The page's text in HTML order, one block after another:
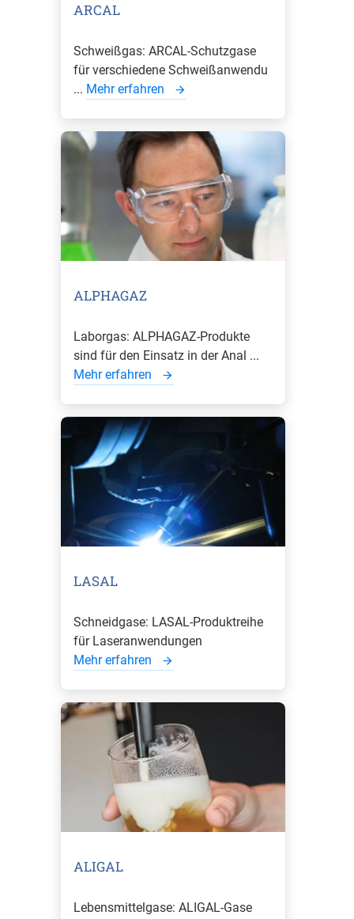
ARCAL
Schweißgas: ARCAL-Schutzgase
für verschiedene Schweißanwendu
... Mehr erfahren
ALPHAGAZ
Laborgas: ALPHAGAZ-Produkte
sind für den Einsatz in der Anal ...
Mehr erfahren
LASAL
Schneidgase: LASAL-Produktreihe
für Laseranwendungen
Mehr erfahren
ALIGAL
Lebensmittelgase: ALIGAL-Gase